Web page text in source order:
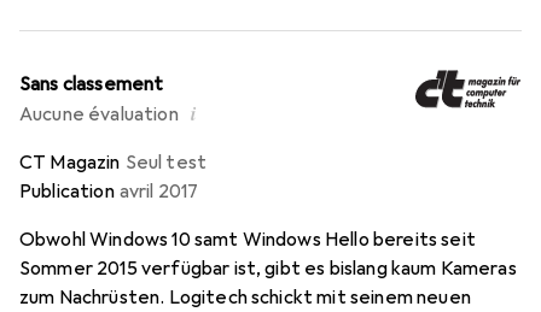
Sans classement
Aucune évaluation i
CT Magazin Seul test
Publication avril 2017
Obwohl Windows 10 samt Windows Hello bereits seit
Sommer 2015 verfügbar ist, gibt es bislang kaum Kameras
zum Nachrüsten. Logitech schickt mit seinem neuen